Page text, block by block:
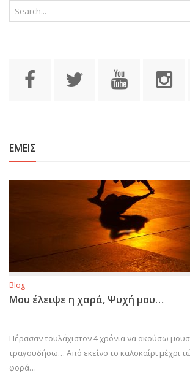
ΕΜΕΙΣ
Blog
Μου έλειψε η χαρά, Ψυχή μου…
Πέρασαν τουλάχιστον 4 χρόνια να ακούσω
τραγουδήσω… Από εκείνο το καλοκαίρι μέχρι
φορά…